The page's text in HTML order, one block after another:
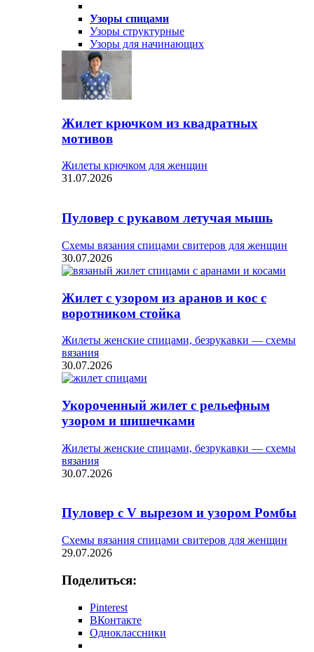
Узоры спицами
Узоры структурные
Узоры для начинающих
Жилет крючком из квадратных
мотивов
Жилеты крючком для женщин
31.07.2026
Пуловер с рукавом летучая мышь
Схемы вязания спицами свитеров для женщин
30.07.2026
Жилет с узором из аранов и кос с
воротником стойка
Жилеты женские спицами, безрукавки — схемы
вязания
30.07.2026
Укороченный жилет с рельефным
узором и шишечками
Жилеты женские спицами, безрукавки — схемы
вязания
30.07.2026
Пуловер с V вырезом и узором Ромбы
Схемы вязания спицами свитеров для женщин
29.07.2026
Поделиться:
Pinterest
ВКонтакте
Одноклассники